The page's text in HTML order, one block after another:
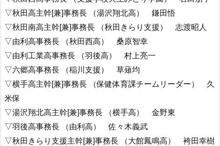
▽秋田高主幹[兼]事務長 （湯沢翔北高） 鎌田悟
▽秋田南高主幹[兼]事務長 （秋田きらり支援） 志渡昭人
▽由利高事務長 （秋田西高） 桑原智幸
▽由利工業高事務長 （羽後高） 村上亮一
▽六郷高事務長 （稲川支援） 草薙均
▽横手高主幹[兼]事務長 （保健体育課チームリーダー） 久
米保
▽湯沢翔北高主幹[兼]事務長 （横手高） 金野東
▽羽後高事務長 （由利高） 佐々木義武
▽秋田きらり支援主幹[兼]事務長 （大館鳳鳴高） 袴田幸樹